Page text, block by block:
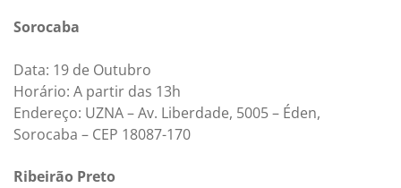
Sorocaba
Data: 19 de Outubro
Horário: A partir das 13h
Endereço: UZNA – Av. Liberdade, 5005 – Éden,
Sorocaba – CEP 18087-170
Ribeirão Preto